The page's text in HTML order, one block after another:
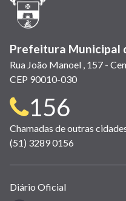
Prefeitura Municipal
Rua João Manoel , 157 -
CEP 90010-030
Telefone
para
contato:
156
Chamadas de outras
(51) 3289 0156
Links
Diário Oficial